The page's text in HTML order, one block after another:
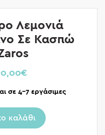
Λεμονιά
Σε Κασπώ
€
σε 4-7 εργάσιμες
καλάθι